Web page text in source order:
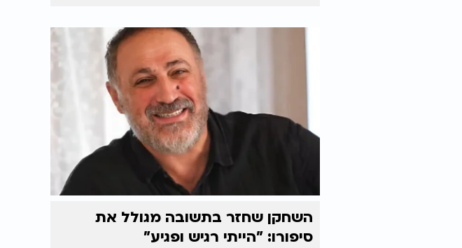
השחקן שחזר בתשובה מגולל את
סיפורו: "הייתי רגיש ופגיע"